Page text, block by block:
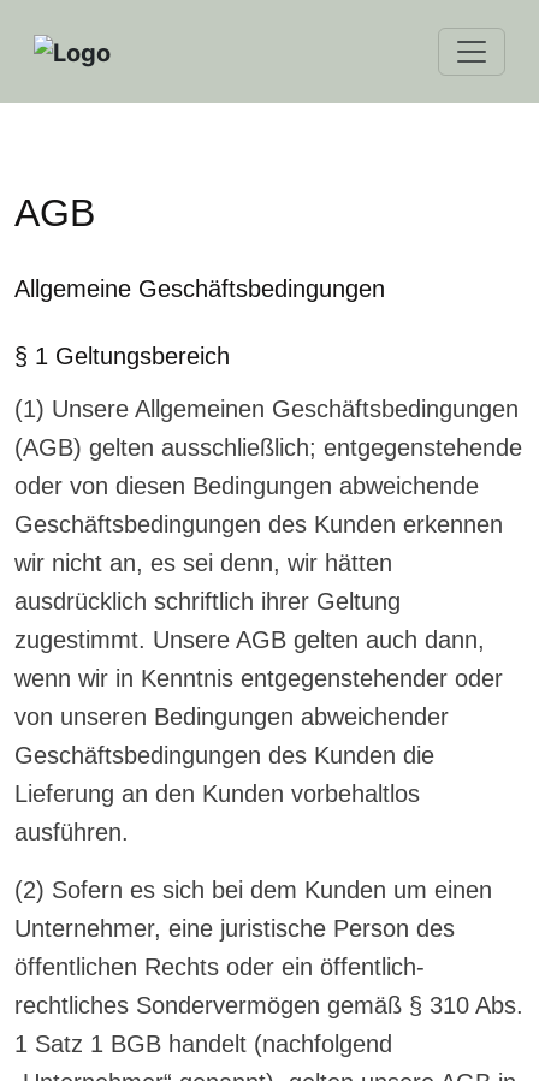
AGB
Allgemeine Geschäftsbedingungen
§ 1 Geltungsbereich
(1) Unsere Allgemeinen Geschäftsbedingungen
(AGB) gelten ausschließlich; entgegenstehende
oder von diesen Bedingungen abweichende
Geschäftsbedingungen des Kunden erkennen
wir nicht an, es sei denn, wir hätten
ausdrücklich schriftlich ihrer Geltung
zugestimmt. Unsere AGB gelten auch dann,
wenn wir in Kenntnis entgegenstehender oder
von unseren Bedingungen abweichender
Geschäftsbedingungen des Kunden die
Lieferung an den Kunden vorbehaltlos
ausführen.
(2) Sofern es sich bei dem Kunden um einen
Unternehmer, eine juristische Person des
öffentlichen Rechts oder ein öffentlich-
rechtliches Sondervermögen gemäß § 310 Abs.
1 Satz 1 BGB handelt (nachfolgend